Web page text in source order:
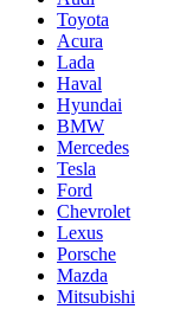
Toyota
Acura
Lada
Haval
Hyundai
BMW
Mercedes
Tesla
Ford
Chevrolet
Lexus
Porsche
Mazda
Mitsubishi